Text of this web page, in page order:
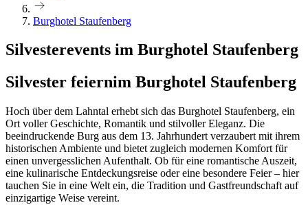
Burghotel Staufenberg
Silvesterevents im Burghotel Staufenberg
Silvester feiernim Burghotel Staufenberg
Hoch über dem Lahntal erhebt sich das Burghotel Staufenberg, ein
Ort voller Geschichte, Romantik und stilvoller Eleganz. Die
beeindruckende Burg aus dem 13. Jahrhundert verzaubert mit ihrem
historischen Ambiente und bietet zugleich modernen Komfort für
einen unvergesslichen Aufenthalt. Ob für eine romantische Auszeit,
eine kulinarische Entdeckungsreise oder eine besondere Feier – hier
tauchen Sie in eine Welt ein, die Tradition und Gastfreundschaft auf
einzigartige Weise vereint.